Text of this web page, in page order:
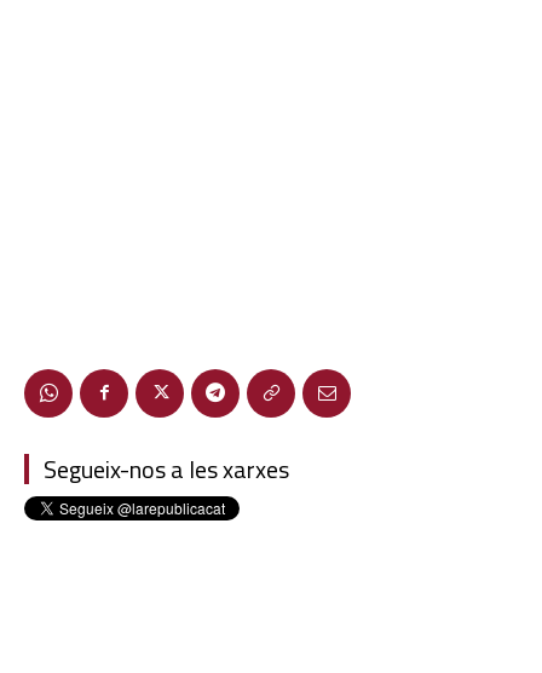
Segueix-nos a les xarxes